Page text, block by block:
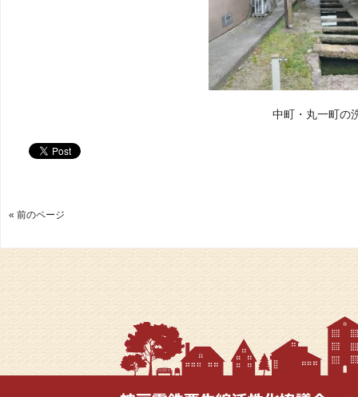
中町・丸一町の
« 前のページ